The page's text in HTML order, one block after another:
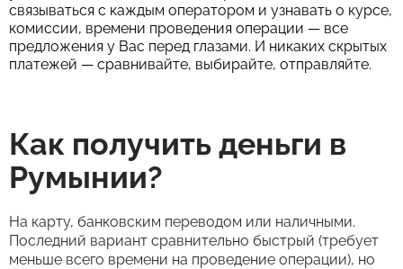
связываться с каждым оператором и узнавать о курсе,
комиссии, времени проведения операции — все
предложения у Вас перед глазами. И никаких скрытых
платежей — сравнивайте, выбирайте, отправляйте.
Как получить деньги в
Румынии?
На карту, банковским переводом или наличными.
Последний вариант сравнительно быстрый (требует
меньше всего времени на проведение операции), но